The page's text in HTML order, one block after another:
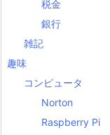
税金
銀行
雑記
趣味
コンピュータ
Norton
Raspberry Pi